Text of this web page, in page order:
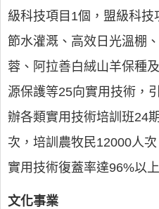
級科技項目1個，盟級科
節水灌溉、高效日光溫棚
蓉、阿拉善白絨山羊保種
源保護等25向實用技術，
辦各類實用技術培訓班24
次，培訓農牧民12000人
實用技術復蓋率達96%以上
文化事業